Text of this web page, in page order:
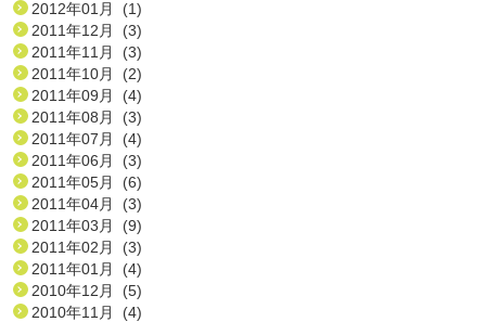
2012年01月 (1)
2011年12月 (3)
2011年11月 (3)
2011年10月 (2)
2011年09月 (4)
2011年08月 (3)
2011年07月 (4)
2011年06月 (3)
2011年05月 (6)
2011年04月 (3)
2011年03月 (9)
2011年02月 (3)
2011年01月 (4)
2010年12月 (5)
2010年11月 (4)